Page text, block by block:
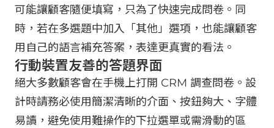
可能讓顧客隨便填寫，只為了快速完成問卷。同
時，若在多選題中加入「其他」選項，也能讓顧客
用自己的語言補充答案，表達更真實的看法。
行動裝置友善的答題界面
絕大多數顧客會在手機上打開 CRM 調查問卷。設
計時請務必使用簡潔清晰的介面、按鈕夠大、字體
易讀，避免使用難操作的下拉選單或需滑動的區